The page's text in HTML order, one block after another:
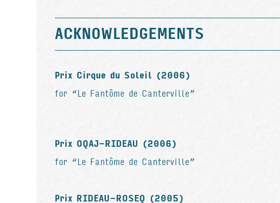
ACKNOWLEDGEMENTS
Prix Cirque du Soleil (2006)
for “Le Fantôme de Canterville”
Prix OQAJ-RIDEAU (2006)
for “Le Fantôme de Canterville”
Prix RIDEAU-ROSEQ (2005)